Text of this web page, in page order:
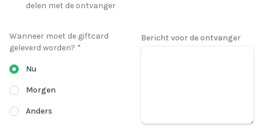
delen met de ontvanger
Wanneer moet de giftcard
geleverd worden? *
Nu
Morgen
Anders
Bericht voor de ontvanger